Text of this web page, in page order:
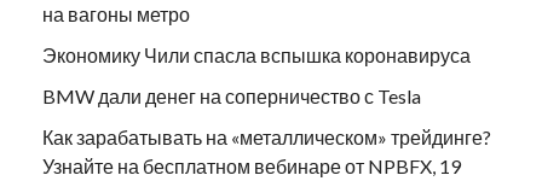
на вагоны метро
Экономику Чили спасла вспышка коронавируса
BMW дали денег на соперничество с Tesla
Как зарабатывать на «металлическом» трейдинге?
Узнайте на бесплатном вебинаре от NPBFX, 19